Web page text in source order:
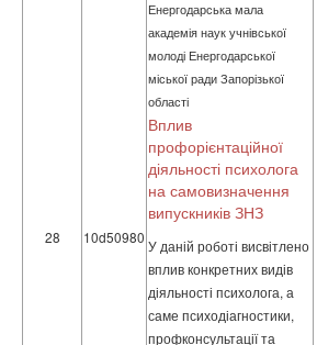
28 10d50980
Енергодарська мала
академія наук учнівської
молоді Енергодарської
міської ради Запорізької
області
Вплив
профорієнтаційної
діяльності психолога
на самовизначення
випускників ЗНЗ
У даній роботі висвітлено
вплив конкретних видів
діяльності психолога, а
саме психодіагностики,
профконсультації та